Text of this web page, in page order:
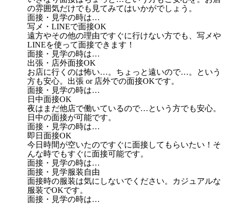
の雰囲気だけでも見てみてはいかがでしょう。
面接・見学の時は…
写メ・LINEで面接OK
遠方やその他の理由ですぐに行けない方でも、写メや
LINEを使って面接できます！
面接・見学の時は…
出張・店外面接OK
お店に行くのは怖い…。ちょっと遠いので…。という
方も安心。出張 or 店外での面接OKです。
面接・見学の時は…
日中面接OK
夜はまだ他店で働いているので…という方でも安心。
日中の面接が可能です。
面接・見学の時は…
即日面接OK
今日時間が空いたのですぐに面接してもらいたい！そ
んな時でもすぐに面接可能です。
面接・見学の時は…
面接・見学服装自由
面接時の服装は気にしないでください。カジュアルな
服装でOKです。
面接・見学の時は…